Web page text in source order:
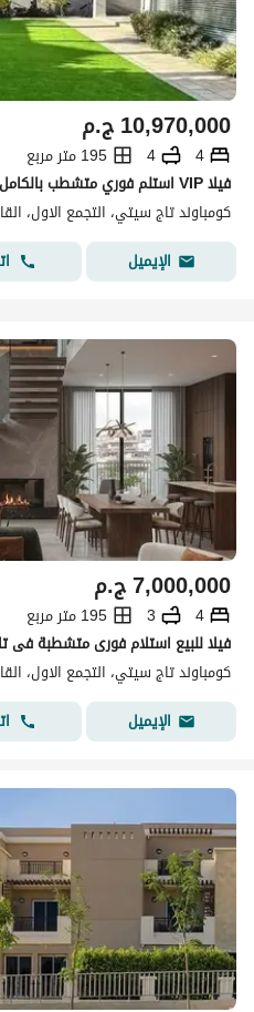
ج.م10,970,000
4
4
195 متر مربع
كومباوند تاج سيتي، التجمع الاول،
الإيميل
ج.م7,000,000
4
3
195 متر مربع
كومباوند تاج سيتي، التجمع الاول،
الإيميل